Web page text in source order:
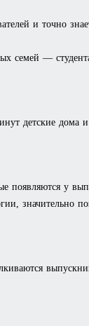
и точно
семей —
детские дома
появляются у
значительно